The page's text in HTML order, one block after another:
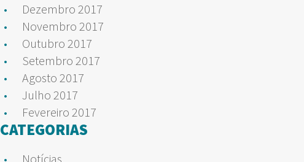
Dezembro 2017
Novembro 2017
Outubro 2017
Setembro 2017
Agosto 2017
Julho 2017
Fevereiro 2017
CATEGORIAS
Notícias